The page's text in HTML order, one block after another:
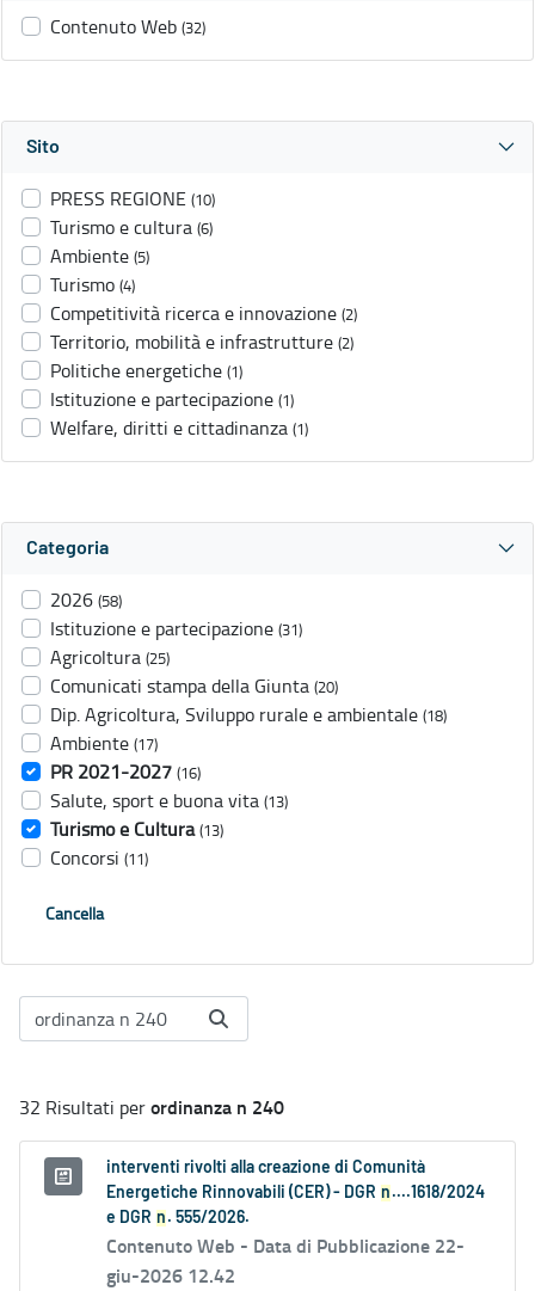
Contenuto Web (32)
Sito
PRESS REGIONE (10)
Turismo e cultura (6)
Ambiente (5)
Turismo (4)
Competitività ricerca e innovazione (2)
Territorio, mobilità e infrastrutture (2)
Politiche energetiche (1)
Istituzione e partecipazione (1)
Welfare, diritti e cittadinanza (1)
Categoria
2026 (58)
Istituzione e partecipazione (31)
Agricoltura (25)
Comunicati stampa della Giunta (20)
Dip. Agricoltura, Sviluppo rurale e ambientale (18)
Ambiente (17)
PR 2021-2027 (16)
Salute, sport e buona vita (13)
Turismo e Cultura (13)
Concorsi (11)
Cancella
32 Risultati perordinanza n 240
interventi rivolti alla creazione di Comunità
Energetiche Rinnovabili (CER) - DGR n ....1618/2024
e DGR n . 555/2026.
Contenuto Web - Data di Pubblicazione 22-
giu-2026 12.42